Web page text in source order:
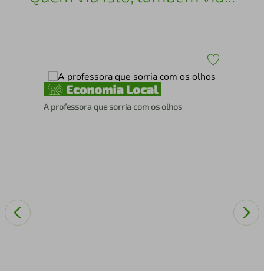
A professora que sorria com os olhos